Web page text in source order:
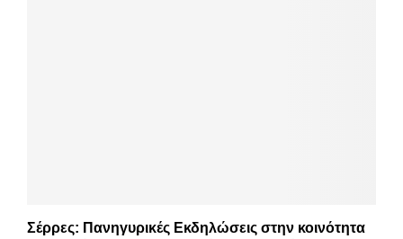
Σέρρες: Πανηγυρικές Εκδηλώσεις στην κοινότητα